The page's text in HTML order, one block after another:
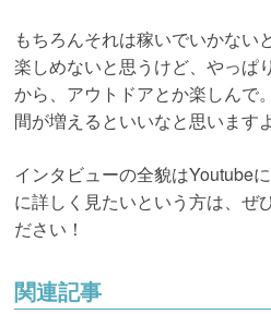
もちろんそれは稼いでいかない
楽しめないと思うけど、やっぱ
から、アウトドアとか楽しんで
間が増えるといいなと思います
インタビューの全貌はYoutube
に詳しく見たいという方は、ぜ
ださい！
関連記事